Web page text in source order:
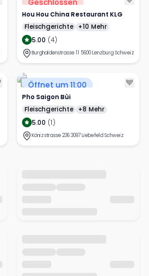
Geschlossen
Hou Hou China Restaurant KLG
Fleischgerichte +10 Mehr
5.00 (4)
Burghaldenstrasse 11 5600 Lenzburg Schweiz
Öffnet um 11:00
Pho Saigon Bùi
Fleischgerichte +8 Mehr
5.00 (1)
Könizstrasse 236 3097 Liebefeld Schweiz